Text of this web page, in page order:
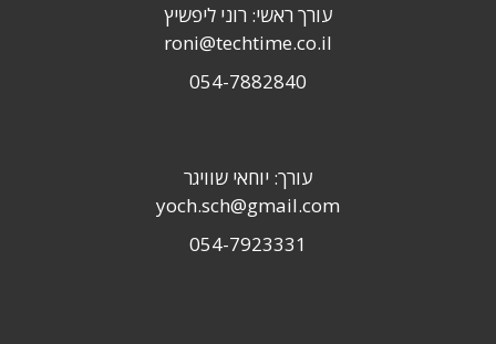
עורך ראשי: רוני ליפשיץ
roni@techtime.co.il
054-7882840
עורך: יוחאי שוויגר
yoch.sch@gmail.com
054-7923331